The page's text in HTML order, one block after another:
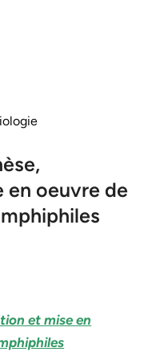
oeuvre de
et mise en